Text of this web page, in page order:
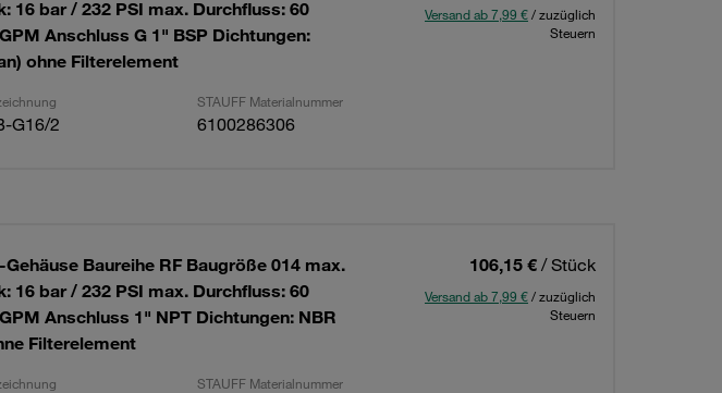
16 bar / 232 PSI max. Durchfluss: 60
Anschluss G 1" BSP Dichtungen:
ohne Filterelement
Versand ab 7,99 €/ zuzüglich
Steuern
STAUFF Materialnummer
G16/2 6100286306
Baureihe RF Baugröße 014 max.
16 bar / 232 PSI max. Durchfluss: 60
Anschluss 1" NPT Dichtungen: NBR
Filterelement
106,15 € / Stück
Versand ab 7,99 €/ zuzüglich
Steuern
STAUFF Materialnummer